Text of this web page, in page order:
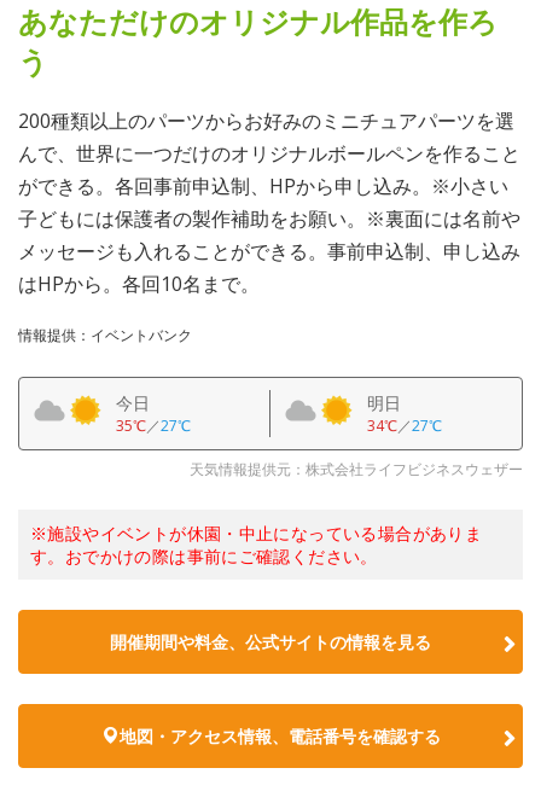
あなただけのオリジナル作品を作ろ
う
200種類以上のパーツからお好みのミニチュアパーツを選
んで、世界に一つだけのオリジナルボールペンを作ること
ができる。各回事前申込制、HPから申し込み。※小さい
子どもには保護者の製作補助をお願い。※裏面には名前や
メッセージも入れることができる。事前申込制、申し込み
はHPから。各回10名まで。
情報提供：イベントバンク
今日
35℃／27℃
明日
34℃／27℃
天気情報提供元：株式会社ライフビジネスウェザー
※施設やイベントが休園・中止になっている場合がありま
す。おでかけの際は事前にご確認ください。
開催期間や料金、公式サイトの情報を見る
地図・アクセス情報、電話番号を確認する